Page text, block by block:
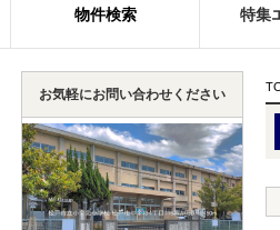
物件検索 特集
お気軽にお問い合わせください